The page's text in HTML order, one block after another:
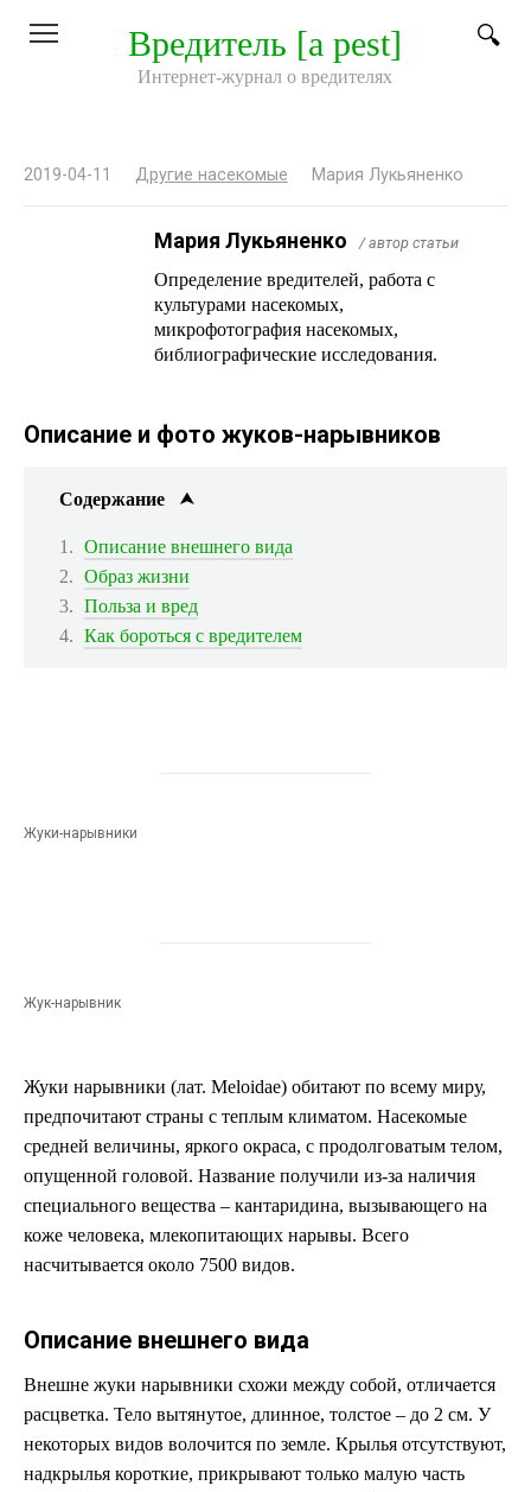
Вредитель [a pest]
Интернет-журнал о вредителях
2019-04-11 Другие насекомые Мария Лукьяненко
Мария Лукьяненко / автор статьи
Определение вредителей, работа с
культурами насекомых,
микрофотография насекомых,
библиографические исследования.
Описание и фото жуков-нарывников
Содержание
Описание внешнего вида
Образ жизни
Польза и вред
Как бороться с вредителем
Жуки-нарывники
Жук-нарывник
Жуки нарывники (лат. Meloidae) обитают по всему миру,
предпочитают страны с теплым климатом. Насекомые
средней величины, яркого окраса, с продолговатым телом,
опущенной головой. Название получили из-за наличия
специального вещества – кантаридина, вызывающего на
коже человека, млекопитающих нарывы. Всего
насчитывается около 7500 видов.
Описание внешнего вида
Внешне жуки нарывники схожи между собой, отличается
расцветка. Тело вытянутое, длинное, толстое – до 2 см. У
некоторых видов волочится по земле. Крылья отсутствуют,
надкрылья короткие, прикрывают только малую часть